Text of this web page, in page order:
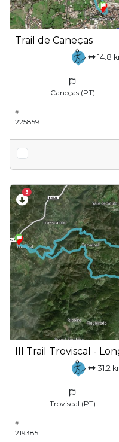
Trail de Caneças
14.8
Caneças (PT)
#
225859
3
III Trail Troviscal -
31.2
Troviscal (PT)
#
219385